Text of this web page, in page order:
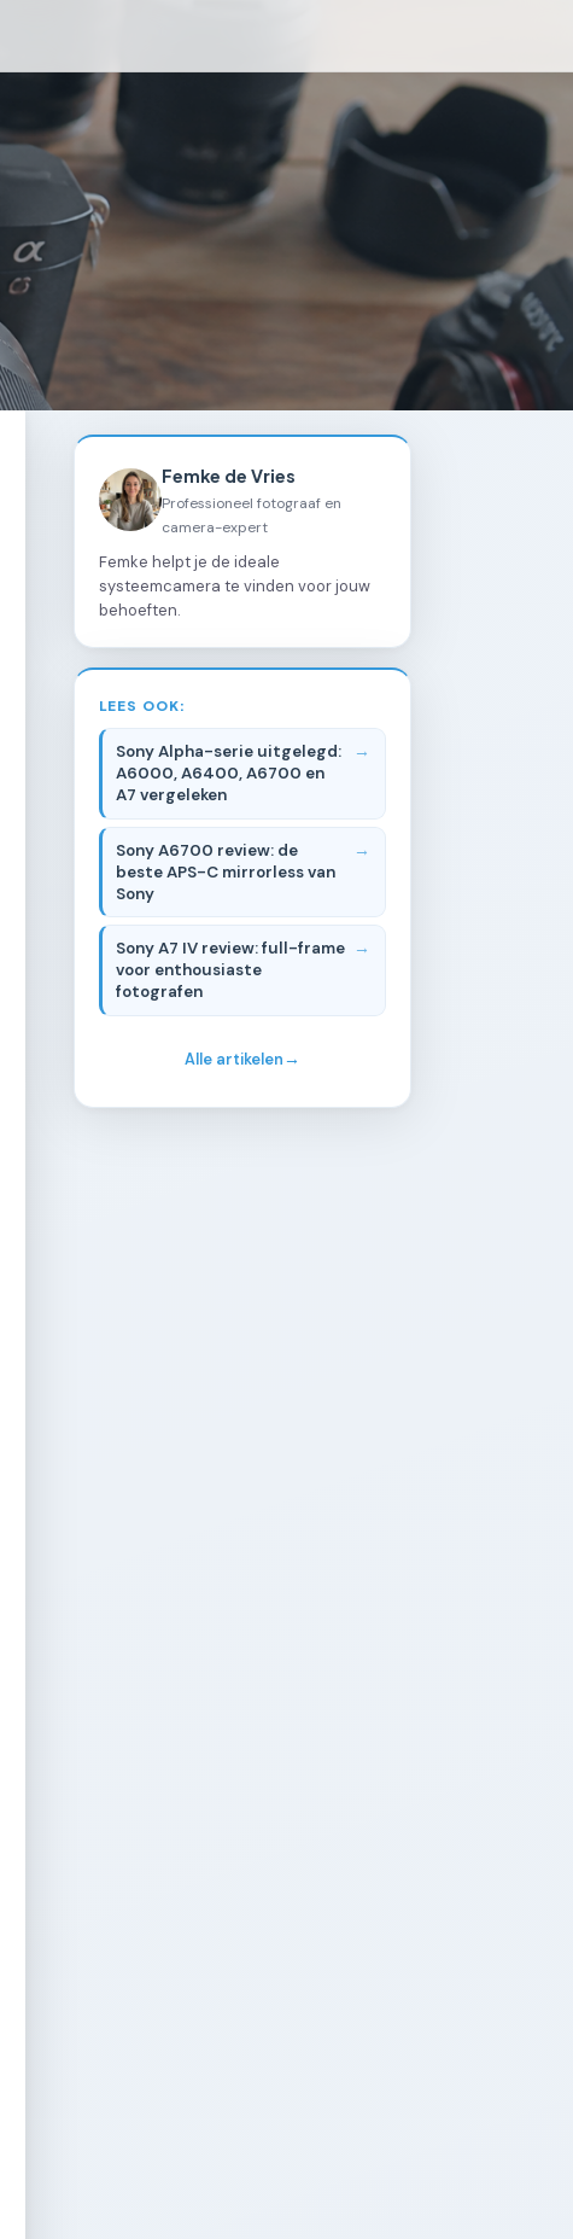
Femke de Vries
Professioneel fotograaf en
camera-expert
Femke helpt je de ideale
systeemcamera te vinden voor jouw
behoeften.
LEES OOK:
Sony Alpha-serie uitgelegd:
A6000, A6400, A6700 en
A7 vergeleken
Sony A6700 review: de
beste APS-C mirrorless van
Sony
Sony A7 IV review: full-frame
voor enthousiaste
fotografen
Alle artikelen